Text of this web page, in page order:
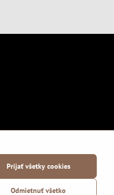
Prijať všetky cookies
Odmietnuť všetko